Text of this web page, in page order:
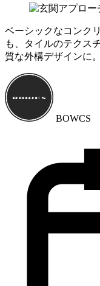
ベーシックなコンク
も、タイルのテクス
質な外構デザインに。
BOWCS